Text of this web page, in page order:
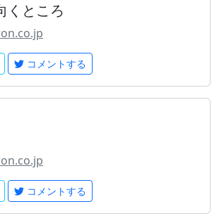
くところ
コメントする
コメントする